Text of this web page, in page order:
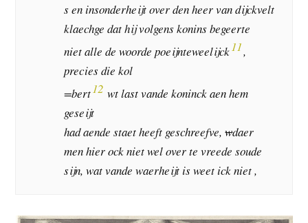
s en insonderheijt over den heer van dijckvelt
klaechge dat hij volgens konins begeerte
niet alle de woorde poeijnteweelijck11,
precies die kol
=bert12 wt last vande koninck aen hem
geseijt
had aende staet heeft geschreefve,wdaer
men hier ock niet wel over te vreede soude
sijn, wat vande waerheijt is weet ick niet ,